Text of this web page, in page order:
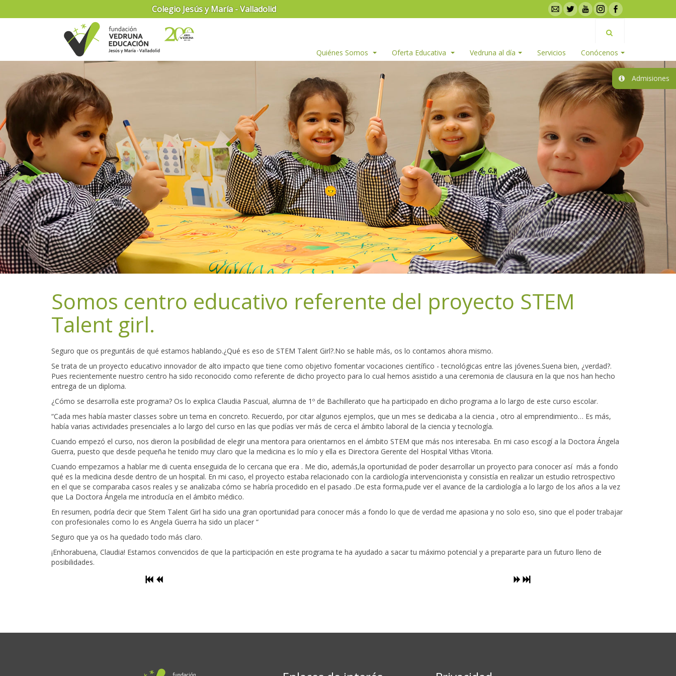
Colegio Jesús y María - Valladolid
Quiénes Somos Oferta Educativa Vedruna al día Servicios Conócenos
Admisiones
Somos centro educativo referente del proyecto STEM
Talent girl.
Seguro que os preguntáis de qué estamos hablando.¿Qué es eso de STEM Talent Girl?.No se hable más, os lo contamos ahora mismo.
Se trata de un proyecto educativo innovador de alto impacto que tiene como objetivo fomentar vocaciones científico - tecnológicas entre las jóvenes.Suena bien, ¿verdad?.
Pues recientemente nuestro centro ha sido reconocido como referente de dicho proyecto para lo cual hemos asistido a una ceremonia de clausura en la que nos han hecho
entrega de un diploma.
¿Cómo se desarrolla este programa? Os lo explica Claudia Pascual, alumna de 1º de Bachillerato que ha participado en dicho programa a lo largo de este curso escolar.
“Cada mes había master classes sobre un tema en concreto. Recuerdo, por citar algunos ejemplos, que un mes se dedicaba a la ciencia , otro al emprendimiento… Es más,
había varias actividades presenciales a lo largo del curso en las que podías ver más de cerca el ámbito laboral de la ciencia y tecnología.
Cuando empezó el curso, nos dieron la posibilidad de elegir una mentora para orientarnos en el ámbito STEM que más nos interesaba. En mi caso escogí a la Doctora Ángela
Guerra, puesto que desde pequeña he tenido muy claro que la medicina es lo mío y ella es Directora Gerente del Hospital Vithas Vitoria.
Cuando empezamos a hablar me di cuenta enseguida de lo cercana que era . Me dio, además,la oportunidad de poder desarrollar un proyecto para conocer así más a fondo
qué es la medicina desde dentro de un hospital. En mi caso, el proyecto estaba relacionado con la cardiología intervencionista y consistía en realizar un estudio retrospectivo
en el que se comparaba casos reales y se analizaba cómo se habría procedido en el pasado .De esta forma,pude ver el avance de la cardiología a lo largo de los años a la vez
que La Doctora Ángela me introducía en el ámbito médico.
En resumen, podría decir que Stem Talent Girl ha sido una gran oportunidad para conocer más a fondo lo que de verdad me apasiona y no solo eso, sino que el poder trabajar
con profesionales como lo es Angela Guerra ha sido un placer “
Seguro que ya os ha quedado todo más claro.
¡Enhorabuena, Claudia! Estamos convencidos de que la participación en este programa te ha ayudado a sacar tu máximo potencial y a prepararte para un futuro lleno de
posibilidades.